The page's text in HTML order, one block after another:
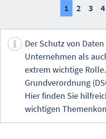
1 2 3 4
Der Schutz von
Unternehmen als
extrem wichtige
Grundverordnung
Hier finden Sie
wichtigen